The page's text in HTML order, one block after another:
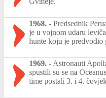
1968. - Predsednik
je u vojnom udaru
hunte koju je predvodio
1969. - Astronauti
spustili su se na
time postali 3. i 4.